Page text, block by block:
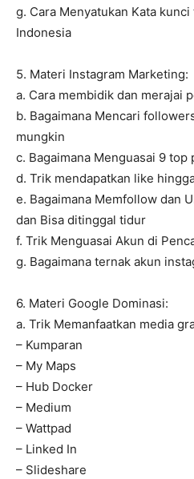
g. Cara Menyatukan Kata
Indonesia
5. Materi Instagram Marketing:
a. Cara membidik dan merajai
b. Bagaimana Mencari
mungkin
c. Bagaimana Menguasai 9 top
d. Trik mendapatkan like
e. Bagaimana Memfollow dan
dan Bisa ditinggal tidur
f. Trik Menguasai Akun di
g. Bagaimana ternak akun
6. Materi Google Dominasi:
a. Trik Memanfaatkan media
– Kumparan
– My Maps
– Hub Docker
– Medium
– Wattpad
– Linked In
– Slideshare